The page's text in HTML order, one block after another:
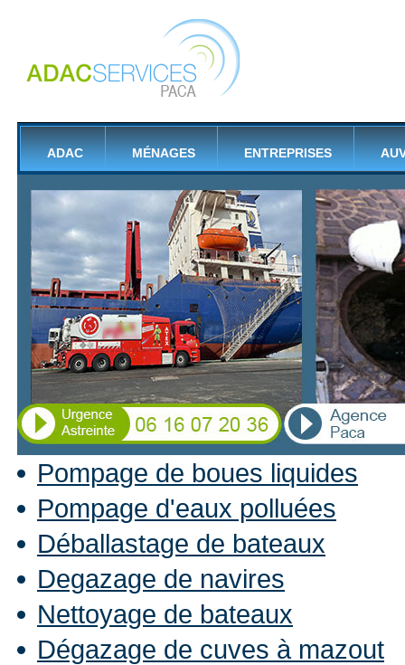
ADAC MÉNAGES ENTREPRISES
Pompage de boues liquides
Pompage d'eaux polluées
Déballastage de bateaux
Degazage de navires
Nettoyage de bateaux
Dégazage de cuves à mazout